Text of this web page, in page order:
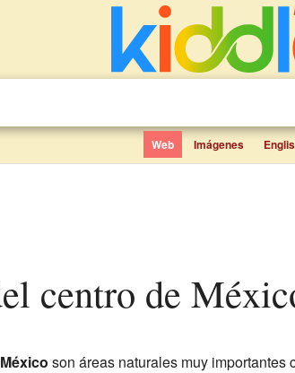
Web Imágenes
centro de
son áreas naturales muy